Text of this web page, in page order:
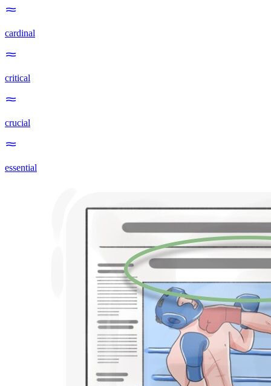
cardinal
critical
crucial
essential